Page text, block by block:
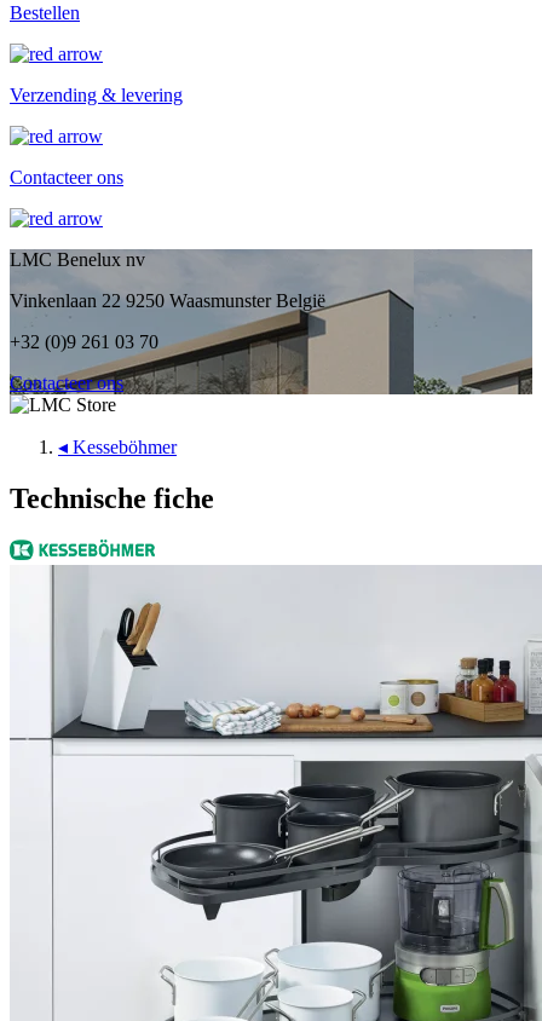
Bestellen
Verzending & levering
Contacteer ons
LMC Benelux nv
Vinkenlaan 22 9250 Waasmunster België
+32 (0)9 261 03 70
Contacteer ons
◂ Kesseböhmer
Technische fiche